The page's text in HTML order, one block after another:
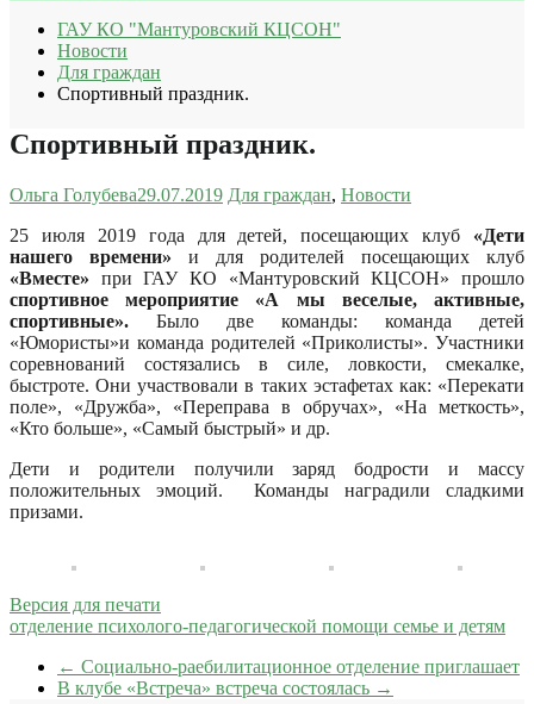
ГАУ КО "Мантуровский КЦСОН"
Новости
Для граждан
Спортивный праздник.
Спортивный праздник.
Ольга Голубева29.07.2019 Для граждан, Новости
25 июля 2019 года для детей, посещающих клуб «Дети
нашего времени» и для родителей посещающих клуб
«Вместе» при ГАУ КО «Мантуровский КЦСОН» прошло
спортивное мероприятие «А мы веселые, активные,
спортивные».
Было две команды: команда детей
«Юмористы»и команда родителей «Приколисты». Участники
соревнований состязались в силе, ловкости, смекалке,
быстроте. Они участвовали в таких эстафетах как: «Перекати
поле», «Дружба», «Переправа в обручах», «На меткость»,
«Кто больше», «Самый быстрый» и др.
Дети и родители получили заряд бодрости и массу
положительных эмоций. Команды наградили сладкими
призами.
Версия для печати
отделение психолого-педагогической помощи семье и детям
← Социально-раебилитационное отделение приглашает
В клубе «Встреча» встреча состоялась →